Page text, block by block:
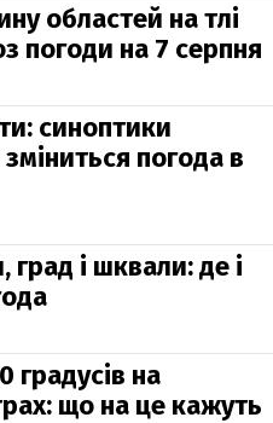
областей на тлі
погоди на 7 серпня
синоптики
погода в
град і шквали: де і
градусів на
що на це кажуть